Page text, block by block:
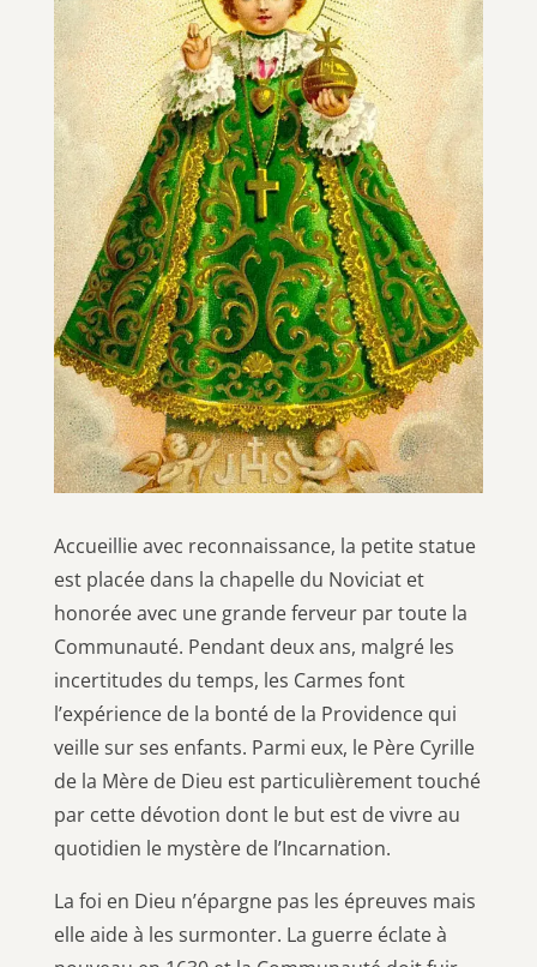
Accueillie avec reconnaissance, la petite statue
est placée dans la chapelle du Noviciat et
honorée avec une grande ferveur par toute la
Communauté. Pendant deux ans, malgré les
incertitudes du temps, les Carmes font
l’expérience de la bonté de la Providence qui
veille sur ses enfants. Parmi eux, le Père Cyrille
de la Mère de Dieu est particulièrement touché
par cette dévotion dont le but est de vivre au
quotidien le mystère de l’Incarnation.
La foi en Dieu n’épargne pas les épreuves mais
elle aide à les surmonter. La guerre éclate à